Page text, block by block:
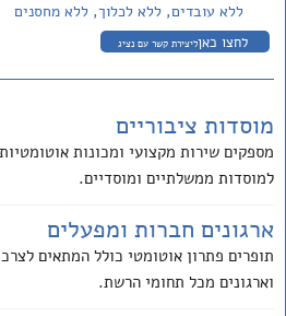
ללא עובדים, ללא לכלוך, ללא מחסנים
לחצו כאןליצירת קשר עם נציג
מוסדות ציבוריים
מספקים שירות מקצועי ומכונות
למוסדות ממשלתיים ומוסדיים.
ארגונים חברות ומפעלים
תופרים פתרון אוטומטי כולל המתאים
וארגונים מכל תחומי הרשת.